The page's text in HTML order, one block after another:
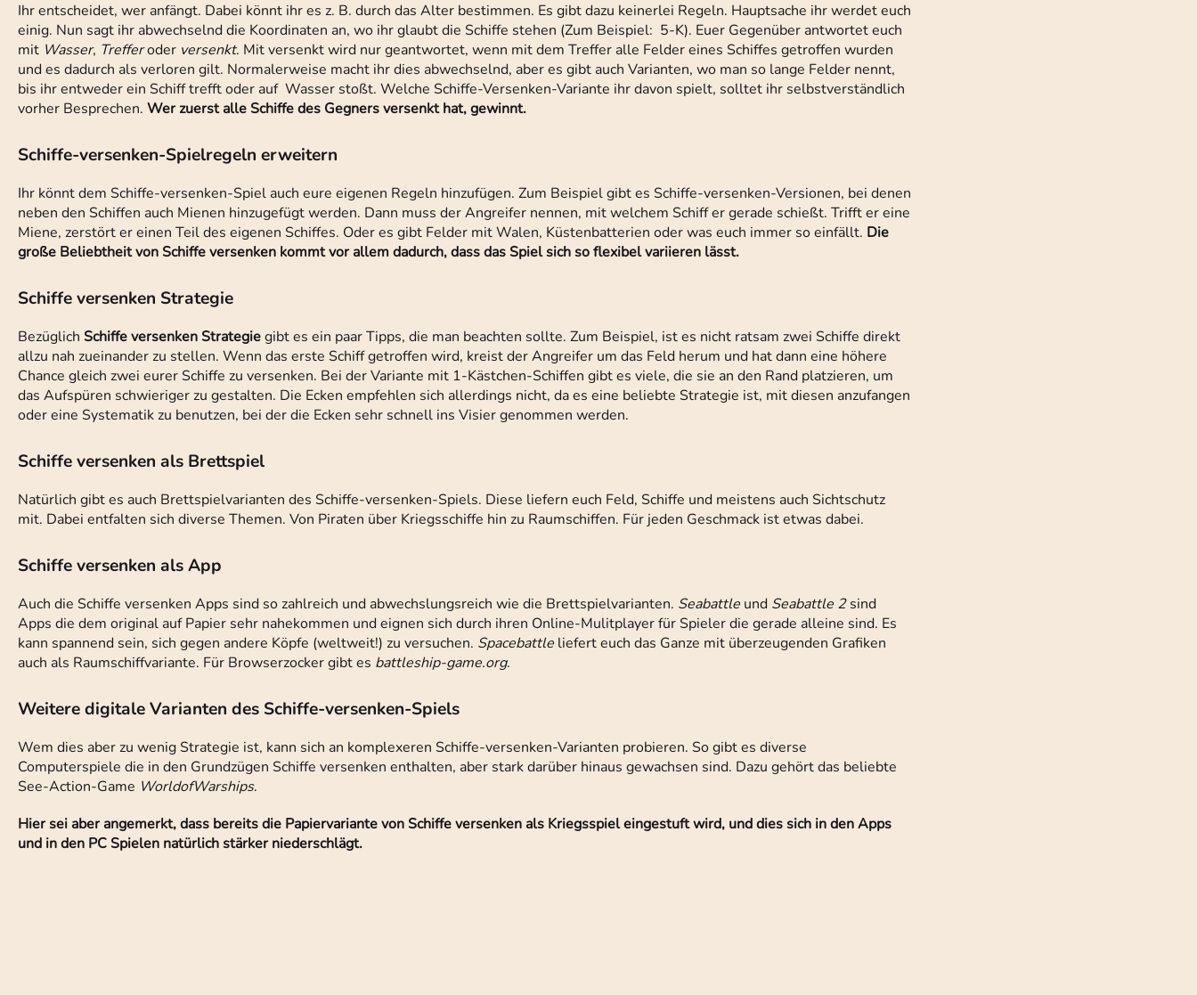
Ihr entscheidet, wer anfängt. Dabei könnt ihr es z. B. durch das Alter bestimmen. Es gibt dazu keinerlei Regeln. Hauptsache ihr werdet euch
einig. Nun sagt ihr abwechselnd die Koordinaten an, wo ihr glaubt die Schiffe stehen (Zum Beispiel: 5-K). Euer Gegenüber antwortet euch
mit Wasser, Trefferoder versenkt. Mit versenkt wird nur geantwortet, wenn mit dem Treffer alle Felder eines Schiffes getroffen wurden
und es dadurch als verloren gilt. Normalerweise macht ihr dies abwechselnd, aber es gibt auch Varianten, wo man so lange Felder nennt,
bis ihr entweder ein Schiff trefft oder auf Wasser stoßt. Welche Schiffe-Versenken-Variante ihr davon spielt, solltet ihr selbstverständlich
vorher Besprechen. Wer zuerst alle Schiffe des Gegners versenkt hat, gewinnt.
Schiffe-versenken-Spielregeln erweitern
Ihr könnt dem Schiffe-versenken-Spiel auch eure eigenen Regeln hinzufügen. Zum Beispiel gibt es Schiffe-versenken-Versionen, bei denen
neben den Schiffen auch Mienen hinzugefügt werden. Dann muss der Angreifer nennen, mit welchem Schiff er gerade schießt. Trifft er eine
Miene, zerstört er einen Teil des eigenen Schiffes. Oder es gibt Felder mit Walen, Küstenbatterien oder was euch immer so einfällt. Die
große Beliebtheit von Schiffe versenken kommt vor allem dadurch, dass das Spiel sich so flexibel variieren lässt.
Schiffe versenken Strategie
Bezüglich Schiffe versenken Strategiegibt es ein paar Tipps, die man beachten sollte. Zum Beispiel, ist es nicht ratsam zwei Schiffe direkt
allzu nah zueinander zu stellen. Wenn das erste Schiff getroffen wird, kreist der Angreifer um das Feld herum und hat dann eine höhere
Chance gleich zwei eurer Schiffe zu versenken. Bei der Variante mit 1-Kästchen-Schiffen gibt es viele, die sie an den Rand platzieren, um
das Aufspüren schwieriger zu gestalten. Die Ecken empfehlen sich allerdings nicht, da es eine beliebte Strategie ist, mit diesen anzufangen
oder eine Systematik zu benutzen, bei der die Ecken sehr schnell ins Visier genommen werden.
Schiffe versenken als Brettspiel
Natürlich gibt es auch Brettspielvarianten des Schiffe-versenken-Spiels. Diese liefern euch Feld, Schiffe und meistens auch Sichtschutz
mit. Dabei entfalten sich diverse Themen. Von Piraten über Kriegsschiffe hin zu Raumschiffen. Für jeden Geschmack ist etwas dabei.
Schiffe versenken als App
Auch die Schiffe versenken Apps sind so zahlreich und abwechslungsreich wie die Brettspielvarianten. Seabattle und Seabattle 2sind
Apps die dem original auf Papier sehr nahekommen und eignen sich durch ihren Online-Mulitplayer für Spieler die gerade alleine sind. Es
kann spannend sein, sich gegen andere Köpfe (weltweit!) zu versuchen. Spacebattle liefert euch das Ganze mit überzeugenden Grafiken
auch als Raumschiffvariante. Für Browserzocker gibt es battleship-game.org.
Weitere digitale Varianten des Schiffe-versenken-Spiels
Wem dies aber zu wenig Strategie ist, kann sich an komplexeren Schiffe-versenken-Varianten probieren. So gibt es diverse
Computerspiele die in den Grundzügen Schiffe versenken enthalten, aber stark darüber hinaus gewachsen sind. Dazu gehört das beliebte
See-Action-Game WorldofWarships.
Hier sei aber angemerkt, dass bereits die Papiervariante von Schiffe versenken als Kriegsspiel eingestuft wird, und dies sich in den Apps
und in den PC Spielen natürlich stärker niederschlägt.